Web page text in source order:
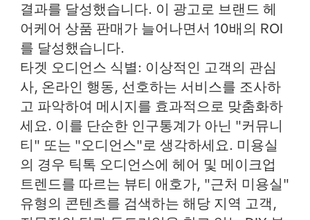
결과를 달성했습니다. 이 광고로 브랜드 헤
어케어 상품 판매가 늘어나면서 10배의 ROI
를 달성했습니다.
타겟 오디언스 식별: 이상적인 고객의 관심
사, 온라인 행동, 선호하는 서비스를 조사하
고 파악하여 메시지를 효과적으로 맞춤화하
세요. 이를 단순한 인구통계가 아닌 "커뮤니
티" 또는 "오디언스"로 생각하세요. 미용실
의 경우 틱톡 오디언스에 헤어 및 메이크업
트렌드를 따르는 뷰티 애호가, "근처 미용실"
유형의 콘텐츠를 검색하는 해당 지역 고객,